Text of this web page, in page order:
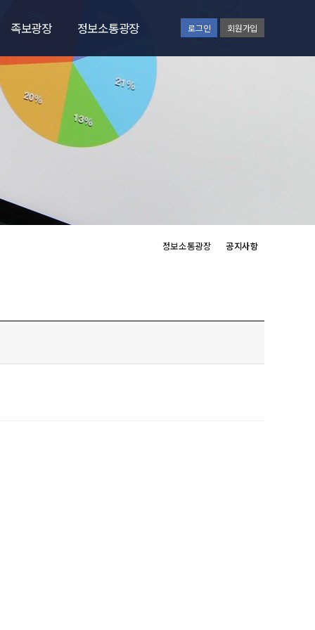
족보광장 정보소통광장
공지사항
언론에비친목문
종문기업소개
행사갤러리
로그인 회원가입
정보소통광장 공지사항